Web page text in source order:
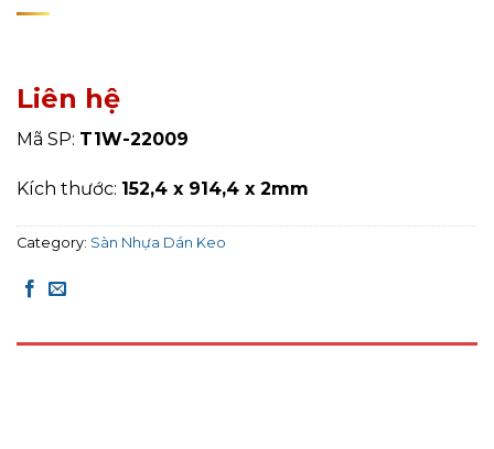
Liên hệ
Mã SP: T1W-22009
Kích thước: 152,4 x 914,4 x 2mm
Category: Sàn Nhựa Dán Keo